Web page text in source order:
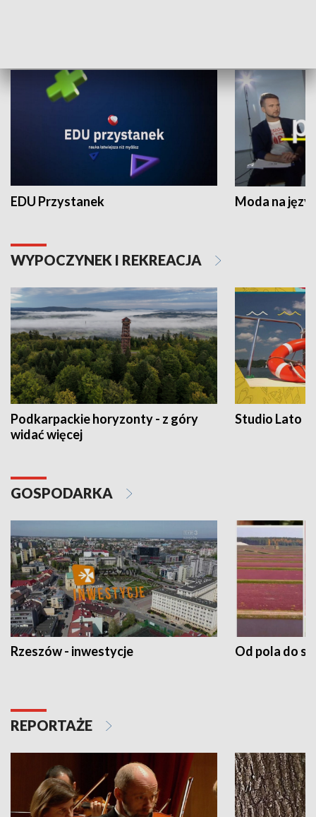
EDU Przystanek Moda na
WYPOCZYNEK I REKREACJA
Podkarpackie horyzonty - z góry
widać więcej
Studio Lato
GOSPODARKA
Rzeszów - inwestycje Od pola do
REPORTAŻE